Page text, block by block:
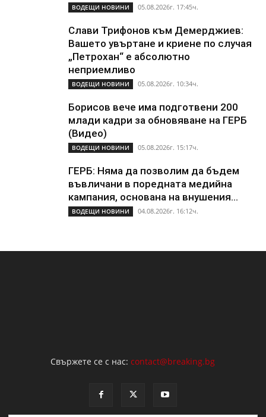
ВОДЕЩИ НОВИНИ 05.08.2026г. 17:45ч.
Слави Трифонов към Демерджиев:
Вашето увъртане и криене по случая
„Петрохан“ е абсолютно
неприемливо
ВОДЕЩИ НОВИНИ 05.08.2026г. 10:34ч.
Борисов вече има подготвени 200
млади кадри за обновяване на ГЕРБ
(Видео)
ВОДЕЩИ НОВИНИ 05.08.2026г. 15:17ч.
ГЕРБ: Няма да позволим да бъдем
въвличани в поредната медийна
кампания, основана на внушения...
ВОДЕЩИ НОВИНИ 04.08.2026г. 16:12ч.
Свържете се с нас:contact@breaking.bg